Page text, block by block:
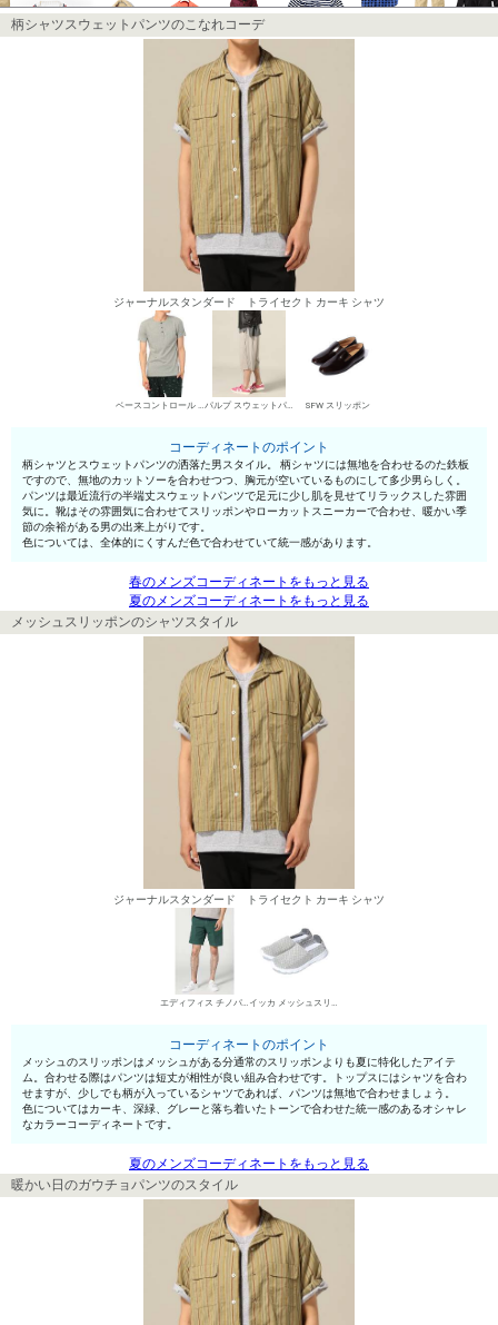
柄シャツスウェットパンツのこなれコーデ
ジャーナルスタンダード トライセクト カーキ シャツ
ベースコントロール ヘンリーネックTシャツ パルプ スウェットパンツ SFW スリッポン
コーディネートのポイント
柄シャツとスウェットパンツの洒落た男スタイル。 柄シャツには無地を合わせるのた鉄板
ですので、無地のカットソーを合わせつつ、胸元が空いているものにして多少男らしく。
パンツは最近流行の半端丈スウェットパンツで足元に少し肌を見せてリラックスした雰囲
気に。靴はその雰囲気に合わせてスリッポンやローカットスニーカーで合わせ、暖かい季
節の余裕がある男の出来上がりです。
色については、全体的にくすんだ色で合わせていて統一感があります。
春のメンズコーディネートをもっと見る
夏のメンズコーディネートをもっと見る
メッシュスリッポンのシャツスタイル
ジャーナルスタンダード トライセクト カーキ シャツ
エディフィス チノパン・綿パン イッカ メッシュスリッポン
コーディネートのポイント
メッシュのスリッポンはメッシュがある分通常のスリッポンよりも夏に特化したアイテ
ム。合わせる際はパンツは短丈が相性が良い組み合わせです。トップスにはシャツを合わ
せますが、少しでも柄が入っているシャツであれば、パンツは無地で合わせましょう。
色についてはカーキ、深緑、グレーと落ち着いたトーンで合わせた統一感のあるオシャレ
なカラーコーディネートです。
夏のメンズコーディネートをもっと見る
暖かい日のガウチョパンツのスタイル